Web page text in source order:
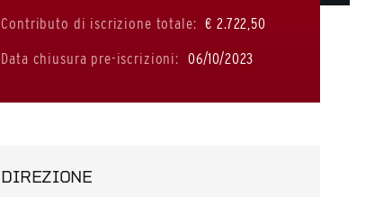
Contributo di iscrizione totale: € 2.722,50
Data chiusura pre-iscrizioni: 06/10/2023
DIREZIONE